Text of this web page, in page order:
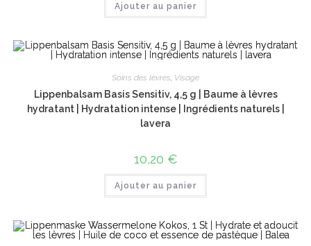
Ajouter au panier
Soins des lèvres, Visage
Lippenbalsam Basis Sensitiv, 4,5 g | Baume à lèvres
hydratant | Hydratation intense | Ingrédients naturels |
lavera
10,20 €
Ajouter au panier